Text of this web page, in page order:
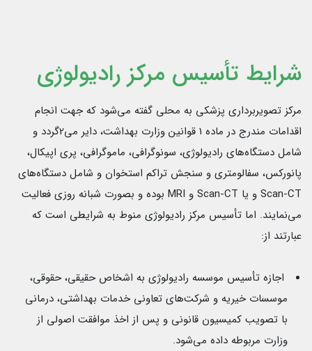
شرایط تأسیس مرکز رادیولوژی
مركز تصويربرداري پزشكی به محلی گفته می‌شود كه جهت انجام
اقدامات مندرج در ماده 1 قوانین وزارت بهداشت، داير می2گردد و
شامل دستگاه‌های راديولوژی، سونوگرافی، ماموگرافی، پری اپيكال،
پانوركس، سفالومتری و سنجش تراكم استخوان و شامل دستگاه‌های
Scan‐CT و يا Scan‐CT و MRI بوده و بصورت شبانه روزی فعاليت
می‌نمایند. اما تأسیس مرکز رادیولوژی منوط به شرایطی است که
عبارتند از:
اجازه تأسیس موسسه رادیولوژی به اشخاص حقیقی، حقوقی،
موسسات خیریه و شرکت‌های تعاونی خدمات بهداشتی، درمانی
با تصویب کمیسیون قانونی و پس از اخذ موافقت اصولی از
وزارت مربوطه داده می‌شود.